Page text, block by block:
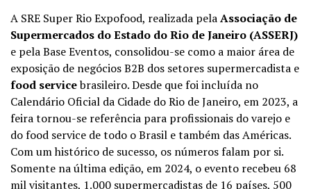
A SRE Super RioExpofood, realizada pelaAssociação de
Supermercados do Estado do Rio de Janeiro (ASSERJ)
e pela Base Eventos, consolidou-se como a maior área de
exposição de negóciosB2B dos setores supermercadista e
food servicebrasileiro. Desde que foi incluída no
Calendário Oficial da Cidade do Rio de Janeiro, em 2023, a
feira tornou-se referência para profissionais do varejo e
do food service de todo o Brasil e também das Américas.
Com um histórico de sucesso, os números falam por si.
Somente na última edição, em 2024, o evento recebeu 68
mil visitantes, 1.000 supermercadistas de 16 países, 500